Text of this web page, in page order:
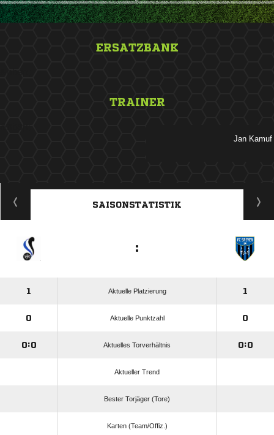
ERSATZBANK
TRAINER
 
ANZEIGE
SAISONSTATISTIK
:
1 Aktuelle Platzierung 1
0 Aktuelle Punktzahl 0
0:0 Aktuelles Torverhältnis 0:0
Aktueller Trend
Bester Torjäger (Tore)
Karten (Team/Offiz.)